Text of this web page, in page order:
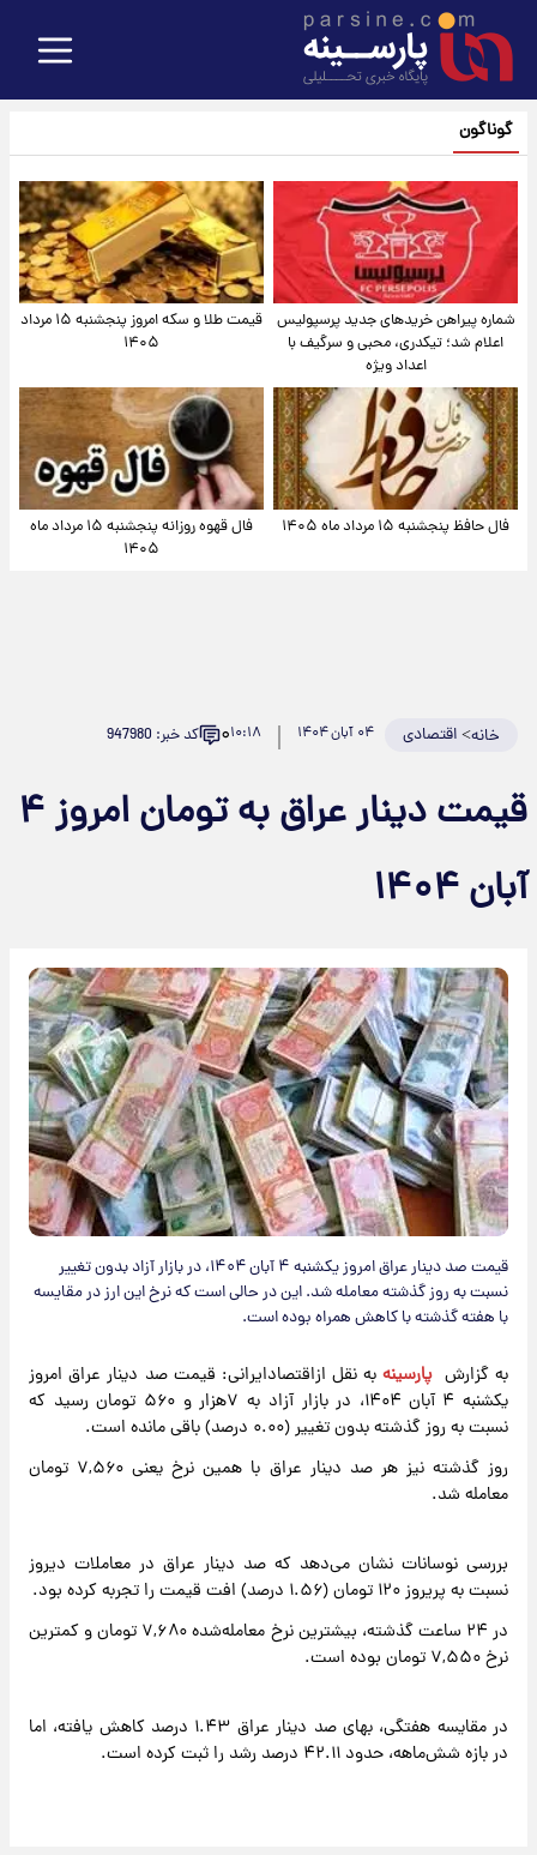
گوناگون
شماره پیراهن خریدهای جدید پرسپولیس
اعلام شد؛ تیکدری، محبی و سرگیف با
اعداد ویژه
قیمت طلا و سکه امروز پنجشنبه ۱۵ مرداد
۱۴۰۵
فال حافظ پنجشنبه ۱۵ مرداد ماه ۱۴۰۵
فال قهوه روزانه پنجشنبه ۱۵ مرداد ماه
۱۴۰۵
خانه>اقتصادی ۰۴ آبان ۱۴۰۴ ۱۰:۱۸۰ کد خبر: 947980
قیمت دینار عراق به تومان امروز ۴
آبان ۱۴۰۴
قیمت صد دینار عراق امروز یکشنبه ۴ آبان ۱۴۰۴، در بازار آزاد بدون تغییر
نسبت به روز گذشته معامله شد. این در حالی است که نرخ این ارز در مقایسه
با هفته گذشته با کاهش همراه بوده است.
به گزارش پارسینهبه نقل ازاقتصادایرانی: قیمت صد دینار عراق امروز
یکشنبه ۴ آبان ۱۴۰۴، در بازار آزاد به ۷‌هزار و ۵۶۰ تومان رسید که
نسبت به روز گذشته بدون تغییر (۰.۰۰ درصد) باقی مانده است.
روز گذشته نیز هر صد دینار عراق با همین نرخ یعنی ۷,۵۶۰ تومان
معامله شد.
بررسی نوسانات نشان می‌دهد که صد دینار عراق در معاملات دیروز
نسبت به پریروز ۱۲۰ تومان (۱.۵۶ درصد) افت قیمت را تجربه کرده بود.
در ۲۴ ساعت گذشته، بیشترین نرخ معامله‌شده ۷,۶۸۰ تومان و کمترین
نرخ ۷,۵۵۰ تومان بوده است.
در مقایسه هفتگی، بهای صد دینار عراق ۱.۴۳ درصد کاهش یافته، اما
در بازه شش‌ماهه، حدود ۴۲.۱۱ درصد رشد را ثبت کرده است.